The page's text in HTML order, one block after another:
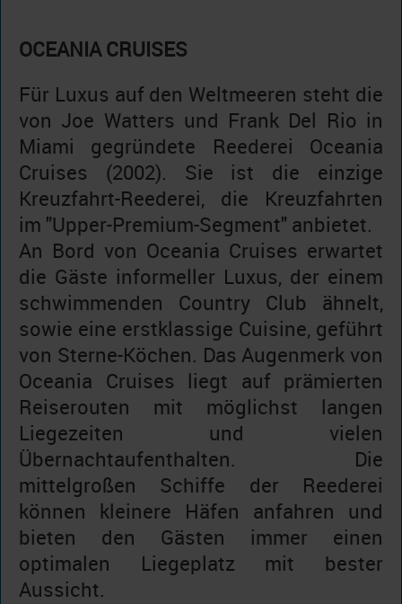
OCEANIA CRUISES
Für Luxus auf den Weltmeeren steht die
von Joe Watters und Frank Del Rio in
Miami gegründete Reederei Oceania
Cruises (2002). Sie ist die einzige
Kreuzfahrt-Reederei, die Kreuzfahrten
im "Upper-Premium-Segment" anbietet.
An Bord von Oceania Cruises erwartet
die Gäste informeller Luxus, der einem
schwimmenden Country Club ähnelt,
sowie eine erstklassige Cuisine, geführt
von Sterne-Köchen. Das Augenmerk von
Oceania Cruises liegt auf prämierten
Reiserouten mit möglichst langen
Liegezeiten und vielen
Übernachtaufenthalten. Die
mittelgroßen Schiffe der Reederei
können kleinere Häfen anfahren und
bieten den Gästen immer einen
optimalen Liegeplatz mit bester
Aussicht.